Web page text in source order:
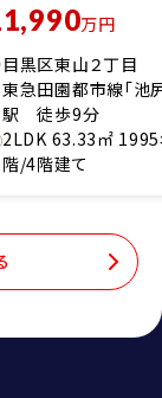
万円
目黒区東山２丁目
東急田園都市線「池
駅 徒歩9分
2LDK 63.33㎡
階/4階建て